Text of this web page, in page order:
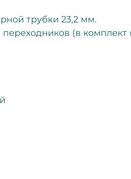
трубки 23,2 мм.
(в комплект